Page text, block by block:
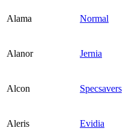
Alama Normal
Alanor Jernia
Alcon Specsavers
Aleris Evidia